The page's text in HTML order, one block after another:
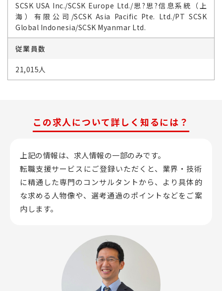
SCSK USA Inc./SCSK Europe Ltd./思?思?信息系統（上
海）有限公司/SCSK Asia Pacific Pte. Ltd./PT SCSK
Global Indonesia/SCSK Myanmar Ltd.
従業員数
21,015人
この求人について詳しく知るには？
上記の情報は、求人情報の一部のみです。
転職支援サービスにご登録いただくと、業界・技術
に精通した専門のコンサルタントから、 より具体的
な求める人物像や、選考通過のポイントなどをご案
内します。